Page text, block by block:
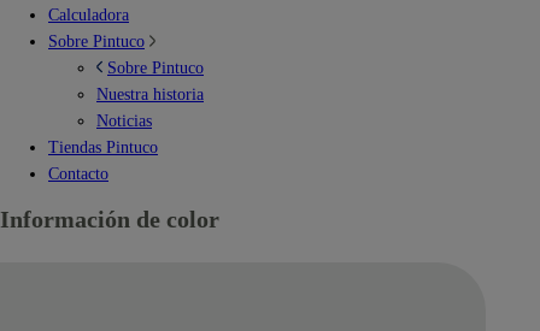
Calculadora
Sobre Pintuco
Sobre Pintuco
Nuestra historia
Noticias
Tiendas Pintuco
Contacto
Información de color